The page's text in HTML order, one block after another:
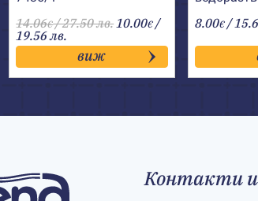
14.06€/ 27.50 лв.10.00€ /
19.56 лв.
виж
8.00€/
Контакти